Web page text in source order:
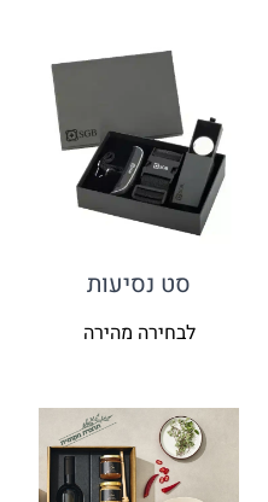
סט נסיעות
לבחירה מהירה